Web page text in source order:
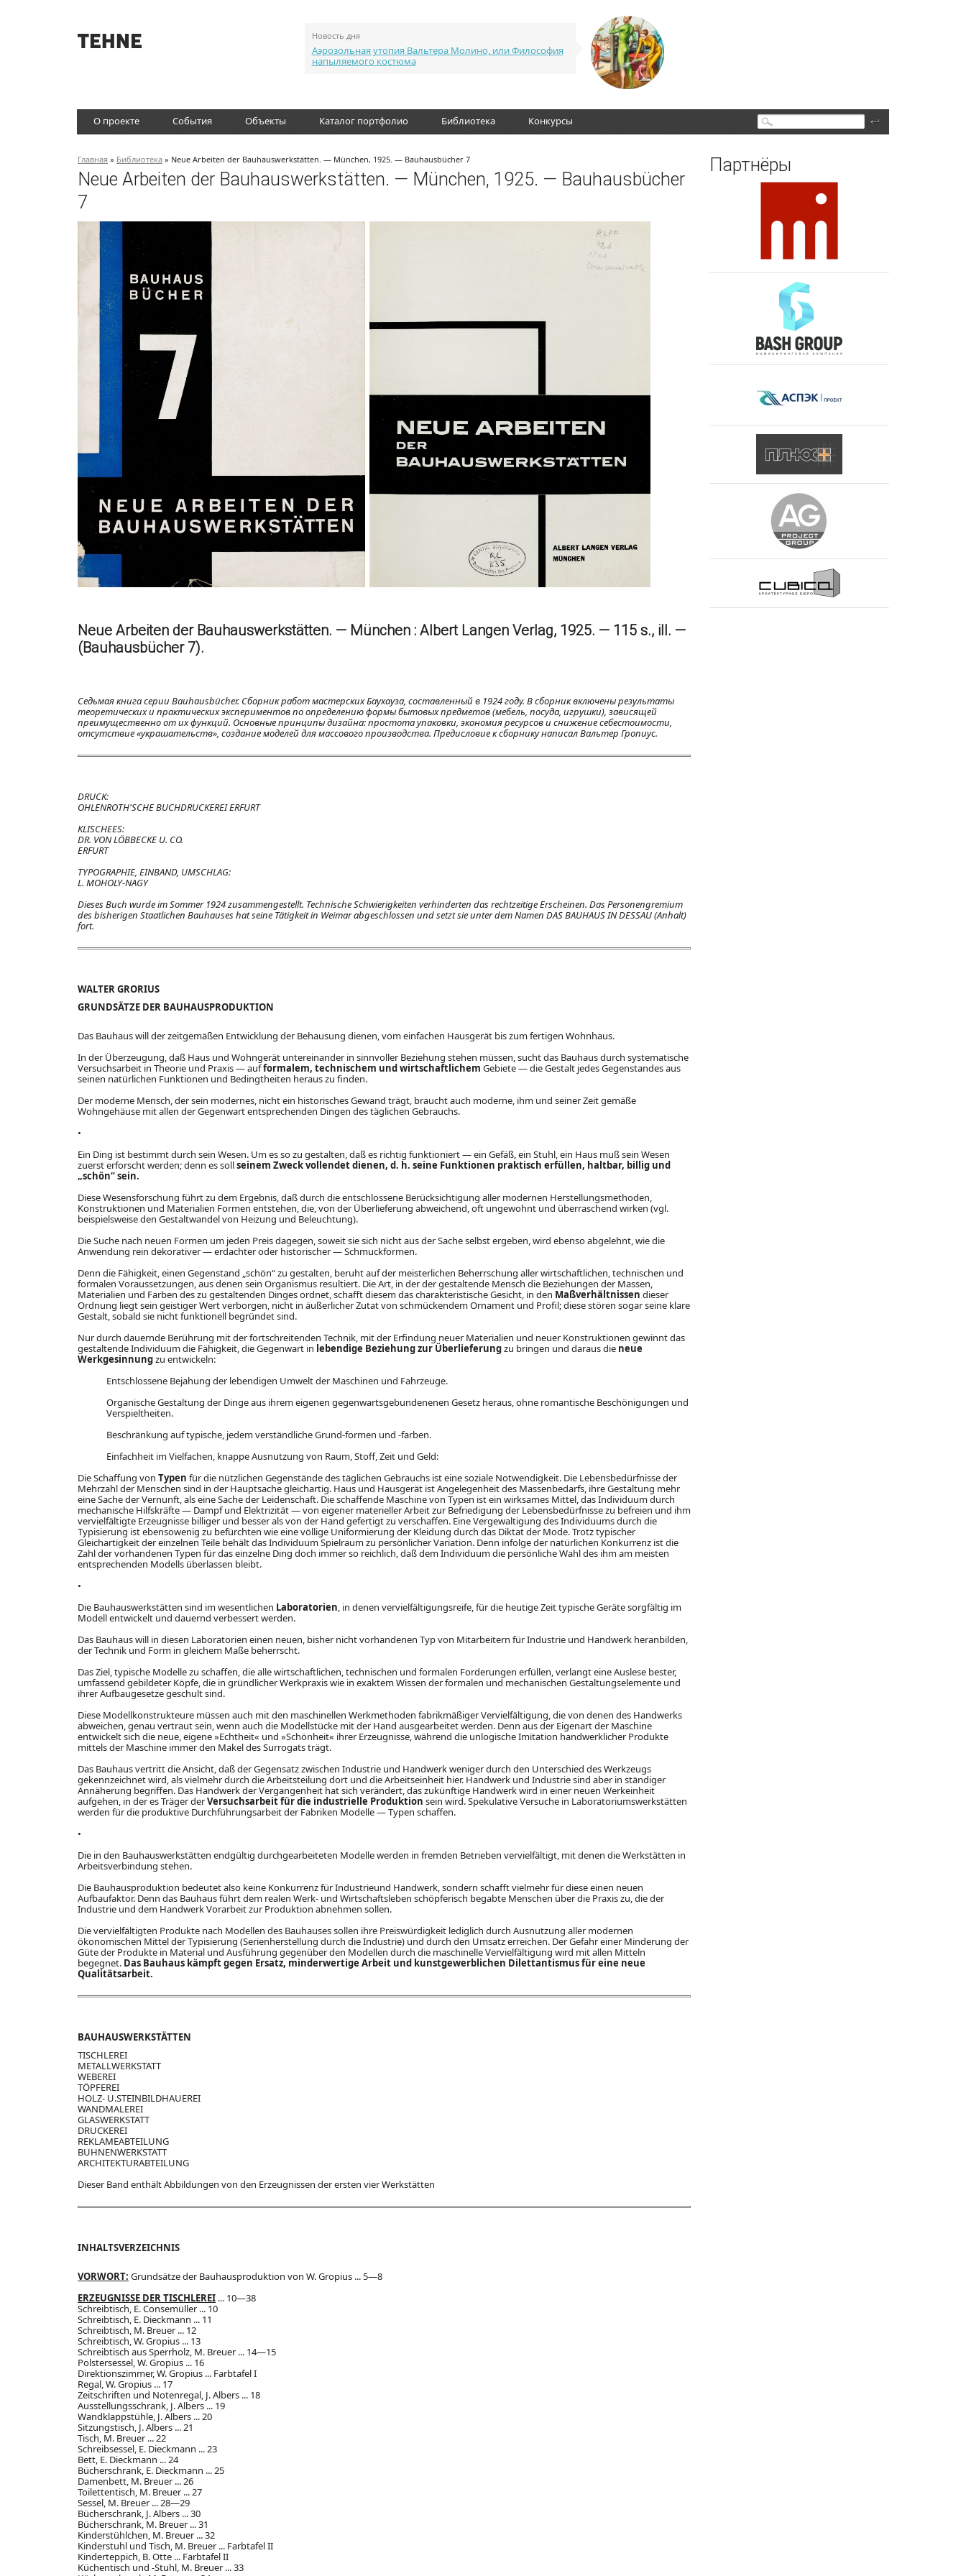
Новость дня
Аэрозольная утопия Вальтера Молино, или Философия
напыляемого костюма
О проекте События Объекты Каталог портфолио Библиотека Конкурсы Поиск
Главная » Библиотека » Neue Arbeiten der Bauhauswerkstätten. — München, 1925. — Bauhausbücher 7
Neue Arbeiten der Bauhauswerkstätten. — München, 1925. — Bauhausbücher
7
Neue Arbeiten der Bauhauswerkstätten. — München : Albert Langen Verlag, 1925. — 115 s., ill. —
(Bauhausbücher 7).
Седьмая книга серии Bauhausbücher. Сборник работ мастерских Баухауза, составленный в 1924 году. В сборник включены результаты
теоретических и практических экспериментов по определению формы бытовых предметов (мебель, посуда, игрушки), зависящей
преимущественно от их функций. Основные принципы дизайна: простота упаковки, экономия ресурсов и снижение себестоимости,
отсутствие «украшательств», создание моделей для массового производства. Предисловие к сборнику написал Вальтер Гропиус.
DRUCK:
OHLENROTH'SCHE BUCHDRUCKEREI ERFURT
KLISCHEES:
DR. VON LÖBBECKE U. CO.
ERFURT
TYPOGRAPHIE, EINBAND, UMSCHLAG:
L. MOHOLY-NAGY
Dieses Buch wurde im Sommer 1924 zusammengestellt. Technische Schwierigkeiten verhinderten das rechtzeitige Erscheinen. Das Personengremium
des bisherigen Staatlichen Bauhauses hat seine Tätigkeit in Weimar abgeschlossen und setzt sie unter dem Namen DAS BAUHAUS IN DESSAU (Anhalt)
fort.
WALTER GRORIUS
GRUNDSÄTZE DER BAUHAUSPRODUKTION
Das Bauhaus will der zeitgemäßen Entwicklung der Behausung dienen, vom einfachen Hausgerät bis zum fertigen Wohnhaus.
In der Überzeugung, daß Haus und Wohngerät untereinander in sinnvoller Beziehung stehen müssen, sucht das Bauhaus durch systematische
Versuchsarbeit in Theorie und Praxis — aufformalem, technischem und wirtschaftlichem Gebiete — die Gestalt jedes Gegenstandes aus
seinen natürlichen Funktionen und Bedingtheiten heraus zu finden.
Der moderne Mensch, der sein modernes, nicht ein historisches Gewand trägt, braucht auch moderne, ihm und seiner Zeit gemäße
Wohngehäuse mit allen der Gegenwart entsprechenden Dingen des täglichen Gebrauchs.
•
Ein Ding ist bestimmt durch sein Wesen. Um es so zu gestalten, daß es richtig funktioniert — ein Gefäß, ein Stuhl, ein Haus muß sein Wesen
zuerst erforscht werden; denn es sollseinem Zweck vollendet dienen, d. h. seine Funktionen praktisch erfüllen, haltbar, billig und
„schön“ sein.
Diese Wesensforschung führt zu dem Ergebnis, daß durch die entschlossene Berücksichtigung aller modernen Herstellungsmethoden,
Konstruktionen und Materialien Formen entstehen, die, von der Überlieferung abweichend, oft ungewohnt und überraschend wirken (vgl.
beispielsweise den Gestaltwandel von Heizung und Beleuchtung).
Die Suche nach neuen Formen um jeden Preis dagegen, soweit sie sich nicht aus der Sache selbst ergeben, wird ebenso abgelehnt, wie die
Anwendung rein dekorativer — erdachter oder historischer — Schmuckformen.
Denn die Fähigkeit, einen Gegenstand „schön“ zu gestalten, beruht auf der meisterlichen Beherrschung aller wirtschaftlichen, technischen und
formalen Voraussetzungen, aus denen sein Organismus resultiert. Die Art, in der der gestaltende Mensch die Beziehungen der Massen,
Materialien und Farben des zu gestaltenden Dinges ordnet, schafft diesem das charakteristische Gesicht, in den Maßverhältnissen dieser
Ordnung liegt sein geistiger Wert verborgen, nicht in äußerlicher Zutat von schmückendem Ornament und Profil; diese stören sogar seine klare
Gestalt, sobald sie nicht funktionell begründet sind.
Nur durch dauernde Berührung mit der fortschreitenden Technik, mit der Erfindung neuer Materialien und neuer Konstruktionen gewinnt das
gestaltende Individuum die Fähigkeit, die Gegenwart in lebendige Beziehung zur Überlieferungzu bringen und daraus die neue
Werkgesinnungzu entwickeln:
Entschlossene Bejahung der lebendigen Umwelt der Maschinen und Fahrzeuge.
Organische Gestaltung der Dinge aus ihrem eigenen gegenwartsgebundenenen Gesetz heraus, ohne romantische Beschönigungen und
Verspieltheiten.
Beschränkung auf typische, jedem verständliche Grund-formen und -farben.
Einfachheit im Vielfachen, knappe Ausnutzung von Raum, Stoff, Zeit und Geld:
Die Schaffung von Typen für die nützlichen Gegenstände des täglichen Gebrauchs ist eine soziale Notwendigkeit. Die Lebensbedürfnisse der
Mehrzahl der Menschen sind in der Hauptsache gleichartig. Haus und Hausgerät ist Angelegenheit des Massenbedarfs, ihre Gestaltung mehr
eine Sache der Vernunft, als eine Sache der Leidenschaft. Die schaffende Maschine von Typen ist ein wirksames Mittel, das Individuum durch
mechanische Hilfskräfte — Dampf und Elektrizität — von eigener materieller Arbeit zur Befriedigung der Lebensbedürfnisse zu befreien und ihm
vervielfältigte Erzeugnisse billiger und besser als von der Hand gefertigt zu verschaffen. Eine Vergewaltigung des Individuums durch die
Typisierung ist ebensowenig zu befürchten wie eine völlige Uniformierung der Kleidung durch das Diktat der Mode. Trotz typischer
Gleichartigkeit der einzelnen Teile behält das Individuum Spielraum zu persönlicher Variation. Denn infolge der natürlichen Konkurrenz ist die
Zahl der vorhandenen Typen für das einzelne Ding doch immer so reichlich, daß dem Individuum die persönliche Wahl des ihm am meisten
entsprechenden Modells überlassen bleibt.
•
Die Bauhauswerkstätten sind im wesentlichen Laboratorien, in denen vervielfältigungsreife, für die heutige Zeit typische Geräte sorgfältig im
Modell entwickelt und dauernd verbessert werden.
Das Bauhaus will in diesen Laboratorien einen neuen, bisher nicht vorhandenen Typ von Mitarbeitern für Industrie und Handwerk heranbilden,
der Technik und Form in gleichem Maße beherrscht.
Das Ziel, typische Modelle zu schaffen, die alle wirtschaftlichen, technischen und formalen Forderungen erfüllen, verlangt eine Auslese bester,
umfassend gebildeter Köpfe, die in gründlicher Werkpraxis wie in exaktem Wissen der formalen und mechanischen Gestaltungselemente und
ihrer Aufbaugesetze geschult sind.
Diese Modellkonstrukteure müssen auch mit den maschinellen Werkmethoden fabrikmäßiger Vervielfältigung, die von denen des Handwerks
abweichen, genau vertraut sein, wenn auch die Modellstücke mit der Hand ausgearbeitet werden. Denn aus der Eigenart der Maschine
entwickelt sich die neue, eigene »Echtheit« und »Schönheit« ihrer Erzeugnisse, während die unlogische Imitation handwerklicher Produkte
mittels der Maschine immer den Makel des Surrogats trägt.
Das Bauhaus vertritt die Ansicht, daß der Gegensatz zwischen Industrie und Handwerk weniger durch den Unterschied des Werkzeugs
gekennzeichnet wird, als vielmehr durch die Arbeitsteilung dort und die Arbeitseinheit hier. Handwerk und Industrie sind aber in ständiger
Annäherung begriffen. Das Handwerk der Vergangenheit hat sich verändert, das zukünftige Handwerk wird in einer neuen Werkeinheit
aufgehen, in der es Träger derVersuchsarbeit für die industrielle Produktion sein wird. Spekulative Versuche in Laboratoriumswerkstätten
werden für die produktive Durchführungsarbeit der Fabriken Modelle — Typen schaffen.
•
Die in den Bauhauswerkstätten endgültig durchgearbeiteten Modelle werden in fremden Betrieben vervielfältigt, mit denen die Werkstätten in
Arbeitsverbindung stehen.
Die Bauhausproduktion bedeutet also keine Konkurrenz für Industrieund Handwerk, sondern schafft vielmehr für diese einen neuen
Aufbaufaktor. Denn das Bauhaus führt dem realen Werk- und Wirtschaftsleben schöpferisch begabte Menschen über die Praxis zu, die der
Industrie und dem Handwerk Vorarbeit zur Produktion abnehmen sollen.
Die vervielfältigten Produkte nach Modellen des Bauhauses sollen ihre Preiswürdigkeit lediglich durch Ausnutzung aller modernen
ökonomischen Mittel der Typisierung (Serienherstellung durch die Industrie) und durch den Umsatz erreichen. Der Gefahr einer Minderung der
Güte der Produkte in Material und Ausführung gegenüber den Modellen durch die maschinelle Vervielfältigung wird mit allen Mitteln
begegnet. Das Bauhaus kämpft gegen Ersatz, minderwertige Arbeit und kunstgewerblichen Dilettantismus für eine neue
Qualitätsarbeit.
BAUHAUSWERKSTÄTTEN
TISCHLEREI
METALLWERKSTATT
WEBEREI
TÖPFEREI
HOLZ- U.STEINBILDHAUEREI
WANDMALEREI
GLASWERKSTATT
DRUCKEREI
REKLAMEABTEILUNG
BUHNENWERKSTATT
ARCHITEKTURABTEILUNG
Dieser Band enthält Abbildungen von den Erzeugnissen der ersten vier Werkstätten
INHALTSVERZEICHNIS
VORWORT: Grundsätze der Bauhausproduktion von W. Gropius ... 5—8
ERZEUGNISSE DER TISCHLEREI ... 10—38
Schreibtisch, E. Consemüller ... 10
Schreibtisch, E. Dieckmann ... 11
Schreibtisch, M. Breuer ... 12
Schreibtisch, W. Gropius ... 13
Schreibtisch aus Sperrholz, M. Breuer ... 14—15
Polstersessel, W. Gropius ... 16
Direktionszimmer, W. Gropius ... Farbtafel I
Regal, W. Gropius ... 17
Zeitschriften und Notenregal, J. Albers ... 18
Ausstellungsschrank, J. Albers ... 19
Wandklappstühle, J. Albers ... 20
Sitzungstisch, J. Albers ... 21
Tisch, M. Breuer ... 22
Schreibsessel, E. Dieckmann ... 23
Bett, E. Dieckmann ... 24
Bücherschrank, E. Dieckmann ... 25
Damenbett, M. Breuer ... 26
Toilettentisch, M. Breuer ... 27
Sessel, M. Breuer ... 28—29
Bücherschrank, J. Albers ... 30
Bücherschrank, M. Breuer ... 31
Kinderstühlchen, M. Breuer ... 32
Kinderstuhl und Tisch, M. Breuer ... Farbtafel II
Kinderteppich, B. Otte ... Farbtafel II
Küchentisch und -Stuhl, M. Breuer ... 33
Партнёры